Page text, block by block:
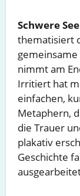
Schwere See
thematisiert
nimmt am
Irritiert hat
einfachen,
Metaphern,
die Trauer
plakativ
Geschichte